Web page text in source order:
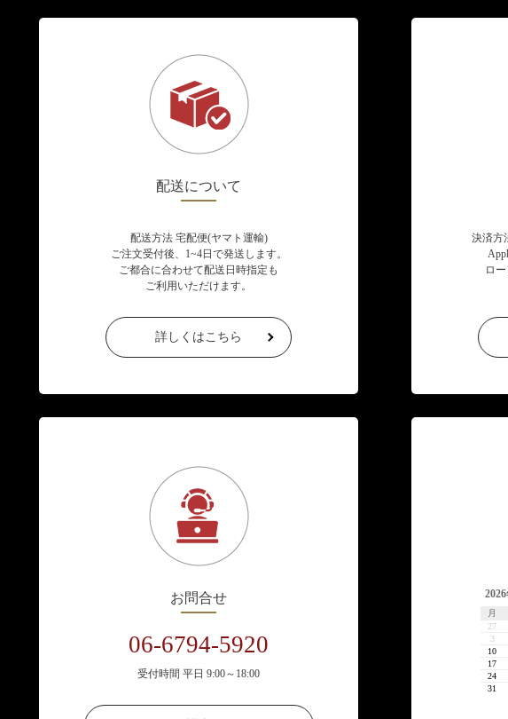
配送について
配送方法 宅配便(ヤマト運輸)
ご注文受付後、1~4日で発送します。
ご都合に合わせて配送日時指定も
ご利用いただけます。
詳しくはこちら
決済方
ロ
お問合せ
06-6794-5920
受付時間 平日 9:00～18:00